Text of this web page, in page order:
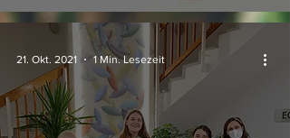
21. Okt. 2021 1 Min. Lesezeit